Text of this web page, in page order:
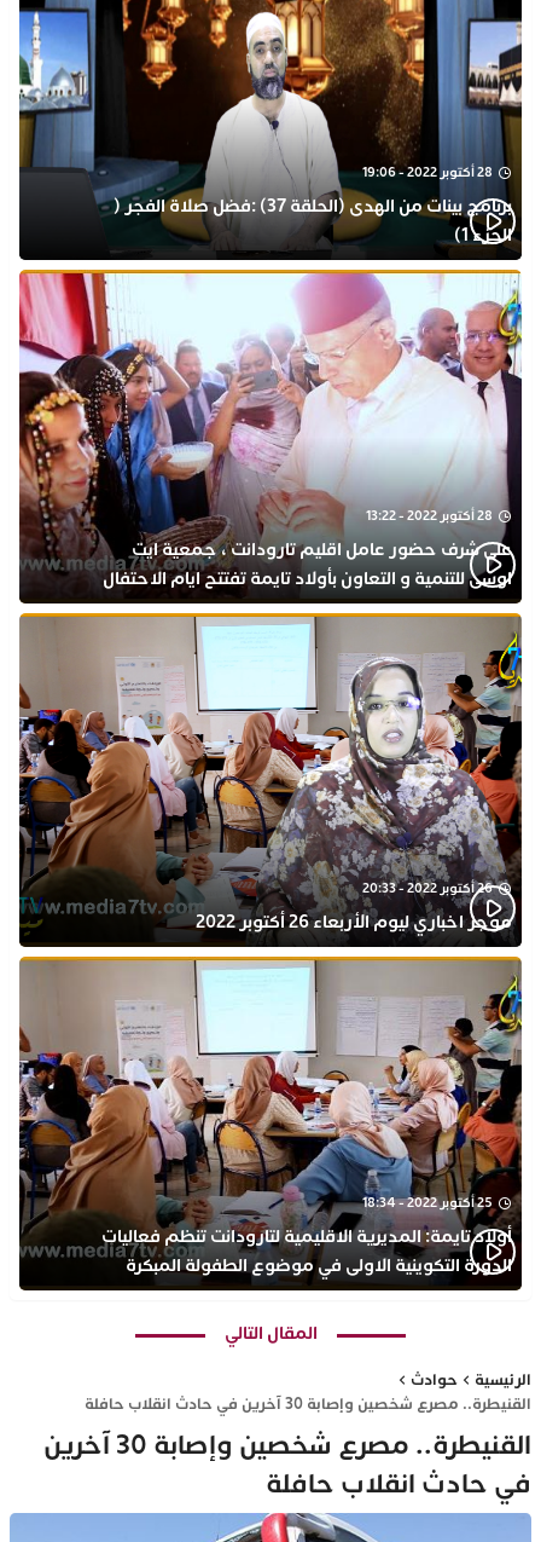
28 أكتوبر 2022 - 19:06
برنامج بينات من الهدى (الحلقة 37) :فضل صلاة الفجر (
الجزء 1)
28 أكتوبر 2022 - 13:22
على شرف حضور عامل اقليم تارودانت ، جمعية ايت
اوسى للتنمية و التعاون بأولاد تايمة تفتتح ايام الاحتفال
بذكرى المولد النبوي
26 أكتوبر 2022 - 20:33
موجز اخباري ليوم الأربعاء 26 أكتوبر 2022
25 أكتوبر 2022 - 18:34
أولاد تايمة: المديرية الاقليمية لتارودانت تنظم فعاليات
الدورة التكوينية الاولى في موضوع الطفولة المبكرة
بمركز التكوين ثانوية الحسن الثاني التأهيلية
المقال التالي
الرئيسية
حوادث
القنيطرة.. مصرع شخصين وإصابة 30 آخرين في حادث انقلاب حافلة
القنيطرة.. مصرع شخصين وإصابة 30 آخرين
في حادث انقلاب حافلة